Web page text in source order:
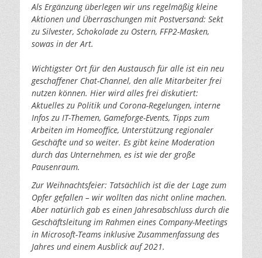
Als Ergänzung überlegen wir uns regelmäßig kleine
Aktionen und Überraschungen mit Postversand: Sekt
zu Silvester, Schokolade zu Ostern, FFP2-Masken,
sowas in der Art.
Wichtigster Ort für den Austausch für alle ist ein neu
geschaffener Chat-Channel, den alle Mitarbeiter frei
nutzen können. Hier wird alles frei diskutiert:
Aktuelles zu Politik und Corona-Regelungen, interne
Infos zu IT-Themen, Gameforge-Events, Tipps zum
Arbeiten im Homeoffice, Unterstützung regionaler
Geschäfte und so weiter. Es gibt keine Moderation
durch das Unternehmen, es ist wie der große
Pausenraum.
Zur Weihnachtsfeier: Tatsächlich ist die der Lage zum
Opfer gefallen – wir wollten das nicht online machen.
Aber natürlich gab es einen Jahresabschluss durch die
Geschäftsleitung im Rahmen eines Company-Meetings
in Microsoft-Teams inklusive Zusammenfassung des
Jahres und einem Ausblick auf 2021.